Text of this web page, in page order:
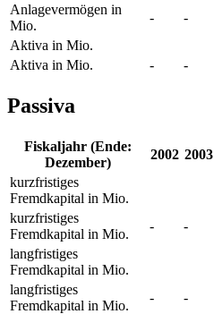
Anlagevermögen in
Mio.
- -
Aktiva in Mio.
Aktiva in Mio.
- -
Passiva
Fiskaljahr (Ende:
Dezember)
2002 2003
kurzfristiges
Fremdkapital in Mio.
kurzfristiges
Fremdkapital in Mio.
- -
langfristiges
Fremdkapital in Mio.
langfristiges
Fremdkapital in Mio.
- -